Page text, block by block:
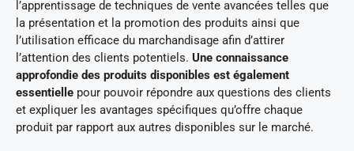
l’apprentissage de techniques de vente avancées telles que
la présentation et la promotion des produits ainsi que
l’utilisation efficace du marchandisage afin d’attirer
l’attention des clients potentiels. Une connaissance
approfondie des produits disponibles est également
essentielle pour pouvoir répondre aux questions des clients
et expliquer les avantages spécifiques qu’offre chaque
produit par rapport aux autres disponibles sur le marché.